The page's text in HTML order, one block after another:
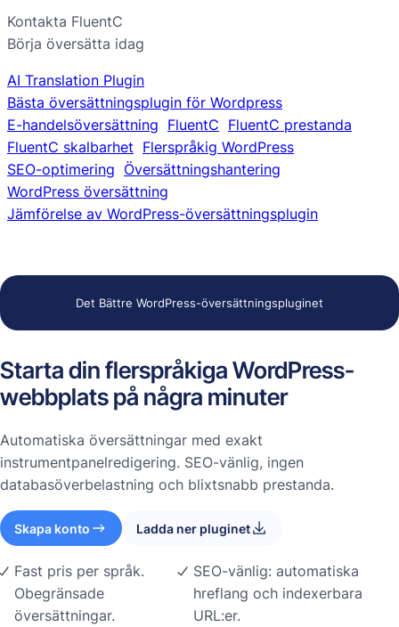
Kontakta FluentC
Börja översätta idag
AI Translation Plugin
Bästa översättningsplugin för Wordpress
E-handelsöversättning FluentC FluentC prestanda
FluentC skalbarhet Flerspråkig WordPress
SEO-optimering Översättningshantering
WordPress översättning
Jämförelse av WordPress-översättningsplugin
Det Bättre WordPress-översättningspluginet
Starta din flerspråkiga WordPress-
webbplats på några minuter
Automatiska översättningar med exakt
instrumentpanelredigering. SEO-vänlig, ingen
databasöverbelastning och blixtsnabb prestanda.
Skapa konto Ladda ner pluginet
Fast pris per språk.
Obegränsade
översättningar.
SEO-vänlig: automatiska
hreflang och indexerbara
URL:er.